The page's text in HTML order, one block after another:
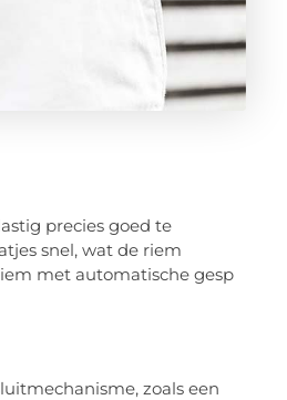
precies goed te
snel, wat de riem
met automatische gesp
zoals een